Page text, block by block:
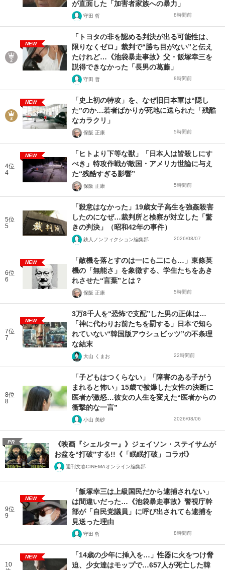
が直面した「加害者家族への暴力」
守田 哲 8時間前
NEW
「トヨタの非を認める判決が出る可能性は、
限りなくゼロ」裁判で“勝ち目がない”と伝え
たけれど…《池袋暴走事故》父・飯塚幸三を
説得できなかった「長男の葛藤」
守田 哲 8時間前
NEW
「史上初の特攻」を、なぜ旧日本軍は“隠し
た”のか…若者ばかりが死地に送られた「残酷
なカラクリ」
保阪 正康 5時間前
4位
4
NEW
「ヒトより下等な獣」「日本人は皆殺しにす
べき」特攻作戦が敵国・アメリカ世論に与え
た“残酷すぎる影響”
保阪 正康 5時間前
5位
5
「殺意はなかった」19歳女子高生を強姦殺害
したのになぜ…裁判所と検察が対立した「驚
きの判決」（昭和42年の事件）
鉄人ノンフィクション編集部 2026/08/07
6位
6
NEW
「敵機を落とすのは一にも二にも…」東條英
機の「無能さ」を象徴する、学生たちをあき
れさせた“言葉”とは？
保阪 正康 5時間前
7位
7
NEW
3万8千人を“恐怖で支配”した男の正体は…
「神に代わりお前たちを罰する」日本で知ら
れていない“韓国版アウシュビッツ”の不条理
な結末
大山 くまお 22時間前
8位
8
「子どもはつくらない」「障害のある子がう
まれると怖い」15歳で被爆した女性の決断に
医者が激怒…彼女の人生を変えた“医者からの
衝撃的な一言”
小山 美砂 2026/08/06
PR
《映画『シェルター』》ジェイソン・ステイサムが
お盆を“打破”する!!《「眠眠打破」コラボ》
週刊文春CINEMAオンライン編集部
9位
9
NEW
「飯塚幸三は上級国民だから逮捕されない」
は間違いだった…《池袋暴走事故》警視庁幹
部が「自民党議員」に呼び出されても逮捕を
見送った理由
守田 哲 8時間前
10
NEW
「14歳の少年に挿入を…」性器に火をつけ脅
迫、少女達はモップで…657人が死亡した韓